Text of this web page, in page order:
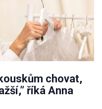
chovat,
říká Anna